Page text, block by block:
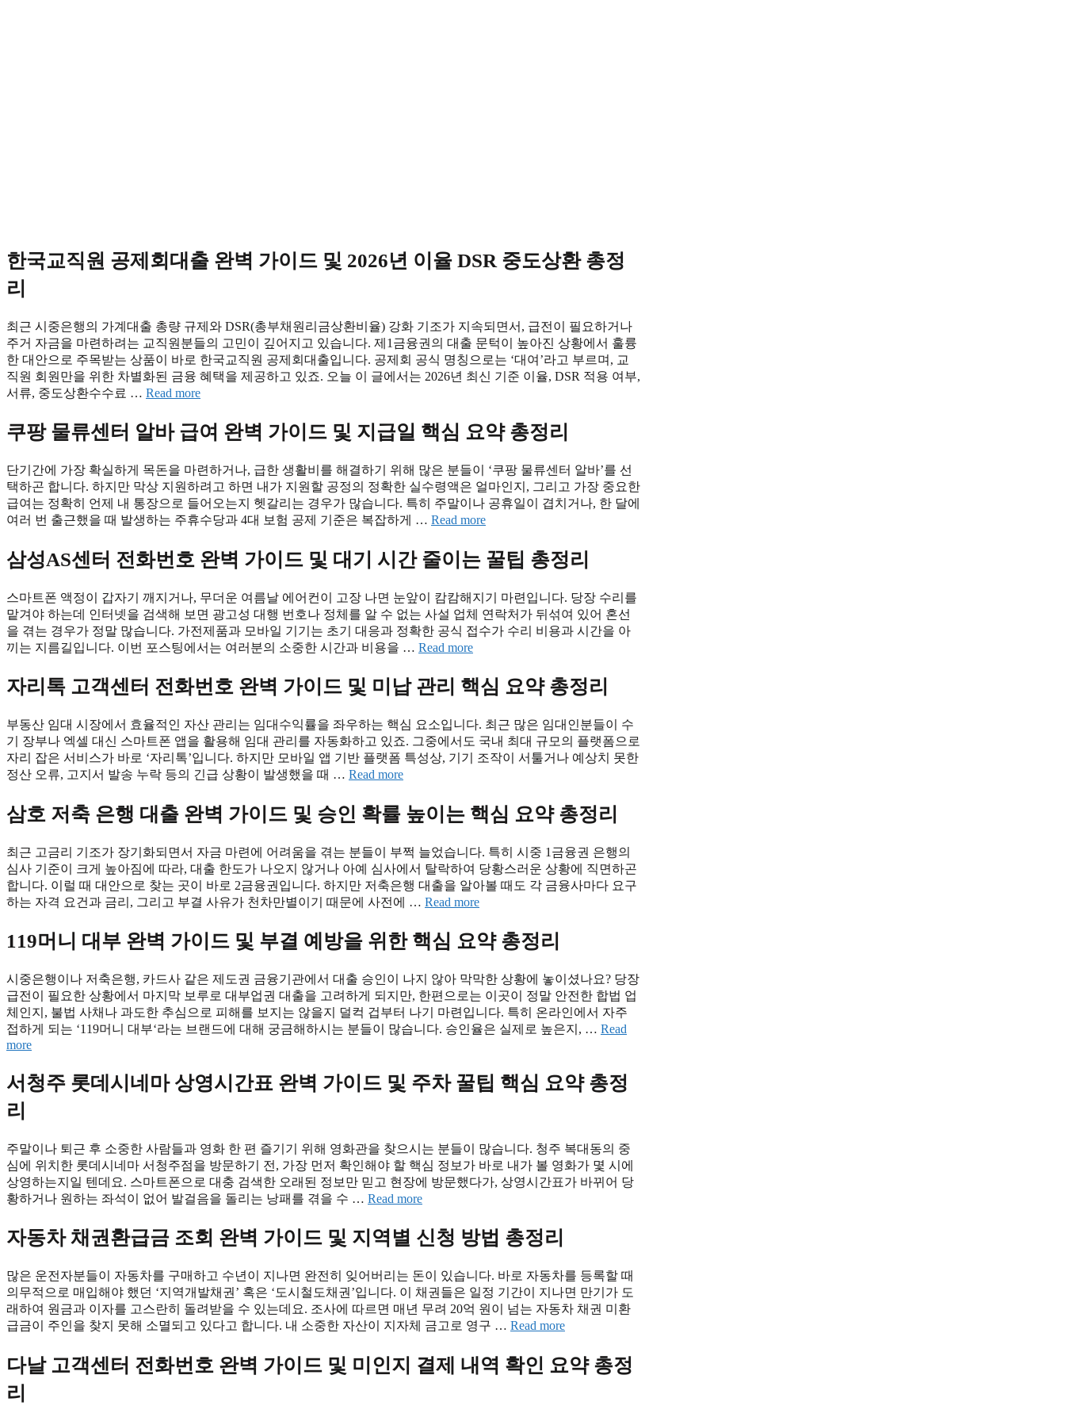
한국교직원 공제회대출 완벽 가이드 및 2026년 이율 DSR 중도상환 총정
리
최근 시중은행의 가계대출 총량 규제와 DSR(총부채원리금상환비율) 강화 기조가 지속되면서, 급전이 필요하거나
주거 자금을 마련하려는 교직원분들의 고민이 깊어지고 있습니다. 제1금융권의 대출 문턱이 높아진 상황에서 훌륭
한 대안으로 주목받는 상품이 바로 한국교직원 공제회대출입니다. 공제회 공식 명칭으로는 ‘대여’라고 부르며, 교
직원 회원만을 위한 차별화된 금융 혜택을 제공하고 있죠. 오늘 이 글에서는 2026년 최신 기준 이율, DSR 적용 여부,
서류, 중도상환수수료 … Read more
쿠팡 물류센터 알바 급여 완벽 가이드 및 지급일 핵심 요약 총정리
단기간에 가장 확실하게 목돈을 마련하거나, 급한 생활비를 해결하기 위해 많은 분들이 ‘쿠팡 물류센터 알바’를 선
택하곤 합니다. 하지만 막상 지원하려고 하면 내가 지원할 공정의 정확한 실수령액은 얼마인지, 그리고 가장 중요한
급여는 정확히 언제 내 통장으로 들어오는지 헷갈리는 경우가 많습니다. 특히 주말이나 공휴일이 겹치거나, 한 달에
여러 번 출근했을 때 발생하는 주휴수당과 4대 보험 공제 기준은 복잡하게 … Read more
삼성AS센터 전화번호 완벽 가이드 및 대기 시간 줄이는 꿀팁 총정리
스마트폰 액정이 갑자기 깨지거나, 무더운 여름날 에어컨이 고장 나면 눈앞이 캄캄해지기 마련입니다. 당장 수리를
맡겨야 하는데 인터넷을 검색해 보면 광고성 대행 번호나 정체를 알 수 없는 사설 업체 연락처가 뒤섞여 있어 혼선
을 겪는 경우가 정말 많습니다. 가전제품과 모바일 기기는 초기 대응과 정확한 공식 접수가 수리 비용과 시간을 아
끼는 지름길입니다. 이번 포스팅에서는 여러분의 소중한 시간과 비용을 … Read more
자리톡 고객센터 전화번호 완벽 가이드 및 미납 관리 핵심 요약 총정리
부동산 임대 시장에서 효율적인 자산 관리는 임대수익률을 좌우하는 핵심 요소입니다. 최근 많은 임대인분들이 수
기 장부나 엑셀 대신 스마트폰 앱을 활용해 임대 관리를 자동화하고 있죠. 그중에서도 국내 최대 규모의 플랫폼으로
자리 잡은 서비스가 바로 ‘자리톡’입니다. 하지만 모바일 앱 기반 플랫폼 특성상, 기기 조작이 서툴거나 예상치 못한
정산 오류, 고지서 발송 누락 등의 긴급 상황이 발생했을 때 … Read more
삼호 저축 은행 대출 완벽 가이드 및 승인 확률 높이는 핵심 요약 총정리
최근 고금리 기조가 장기화되면서 자금 마련에 어려움을 겪는 분들이 부쩍 늘었습니다. 특히 시중 1금융권 은행의
심사 기준이 크게 높아짐에 따라, 대출 한도가 나오지 않거나 아예 심사에서 탈락하여 당황스러운 상황에 직면하곤
합니다. 이럴 때 대안으로 찾는 곳이 바로 2금융권입니다. 하지만 저축은행 대출을 알아볼 때도 각 금융사마다 요구
하는 자격 요건과 금리, 그리고 부결 사유가 천차만별이기 때문에 사전에 … Read more
119머니 대부 완벽 가이드 및 부결 예방을 위한 핵심 요약 총정리
시중은행이나 저축은행, 카드사 같은 제도권 금융기관에서 대출 승인이 나지 않아 막막한 상황에 놓이셨나요? 당장
급전이 필요한 상황에서 마지막 보루로 대부업권 대출을 고려하게 되지만, 한편으로는 이곳이 정말 안전한 합법 업
체인지, 불법 사채나 과도한 추심으로 피해를 보지는 않을지 덜컥 겁부터 나기 마련입니다. 특히 온라인에서 자주
접하게 되는 ‘119머니 대부‘라는 브랜드에 대해 궁금해하시는 분들이 많습니다. 승인율은 실제로 높은지, … Read
more
서청주 롯데시네마 상영시간표 완벽 가이드 및 주차 꿀팁 핵심 요약 총정
리
주말이나 퇴근 후 소중한 사람들과 영화 한 편 즐기기 위해 영화관을 찾으시는 분들이 많습니다. 청주 복대동의 중
심에 위치한 롯데시네마 서청주점을 방문하기 전, 가장 먼저 확인해야 할 핵심 정보가 바로 내가 볼 영화가 몇 시에
상영하는지일 텐데요. 스마트폰으로 대충 검색한 오래된 정보만 믿고 현장에 방문했다가, 상영시간표가 바뀌어 당
황하거나 원하는 좌석이 없어 발걸음을 돌리는 낭패를 겪을 수 … Read more
자동차 채권환급금 조회 완벽 가이드 및 지역별 신청 방법 총정리
많은 운전자분들이 자동차를 구매하고 수년이 지나면 완전히 잊어버리는 돈이 있습니다. 바로 자동차를 등록할 때
의무적으로 매입해야 했던 ‘지역개발채권’ 혹은 ‘도시철도채권’입니다. 이 채권들은 일정 기간이 지나면 만기가 도
래하여 원금과 이자를 고스란히 돌려받을 수 있는데요. 조사에 따르면 매년 무려 20억 원이 넘는 자동차 채권 미환
급금이 주인을 찾지 못해 소멸되고 있다고 합니다. 내 소중한 자산이 지자체 금고로 영구 … Read more
다날 고객센터 전화번호 완벽 가이드 및 미인지 결제 내역 확인 요약 총정
리